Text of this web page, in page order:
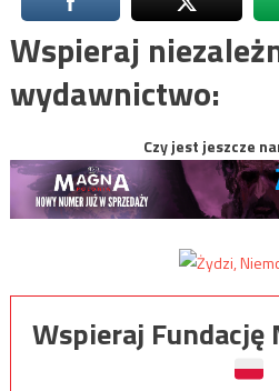
Wspieraj
wydawnictwo:
Czy jest jeszcze
Wspieraj Fundację